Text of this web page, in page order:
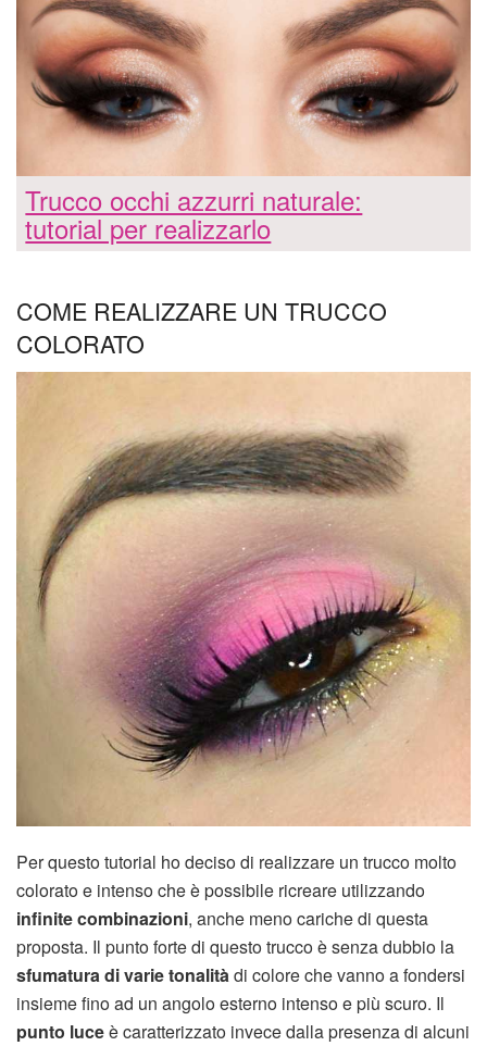
Trucco occhi azzurri naturale:
tutorial per realizzarlo
COME REALIZZARE UN TRUCCO
COLORATO
Per questo tutorial ho deciso di realizzare un trucco molto
colorato e intenso che è possibile ricreare utilizzando
infinite combinazioni, anche meno cariche di questa
proposta. Il punto forte di questo trucco è senza dubbio la
sfumatura di varie tonalitàdi colore che vanno a fondersi
insieme fino ad un angolo esterno intenso e più scuro. Il
punto luceè caratterizzato invece dalla presenza di alcuni